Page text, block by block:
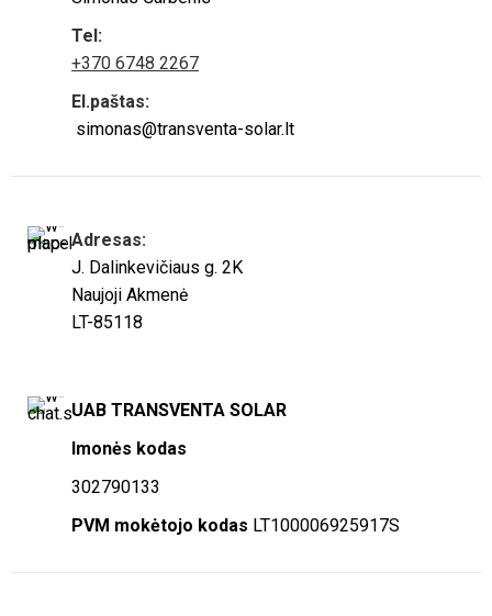
Tel:
+370 6748 2267
El.paštas:
simonas@transventa-solar.lt
Adresas:
J. Dalinkevičiaus g. 2K
Naujoji Akmenė
LT-85118
UAB TRANSVENTA SOLAR
Imonės kodas
302790133
PVM mokėtojo kodas LT100006925917S